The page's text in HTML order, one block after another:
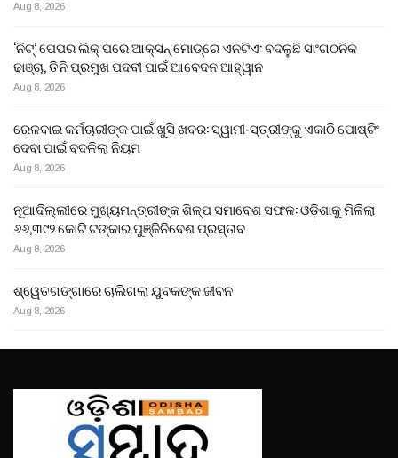
Aug 8, 2026
‘ନିଟ୍’ ପେପର ଲିକ୍ ପରେ ଆକ୍ସନ୍‌ ମୋଡ୍‌ରେ ଏନଟିଏ: ବଦଳୁଛି ସାଂଗଠନିକ
ଢାଞ୍ଚା, ତିନି ପ୍ରମୁଖ ପଦବୀ ପାଇଁ ଆବେଦନ ଆହ୍ୱାନ
Aug 8, 2026
ରେଳବାଇ କର୍ମଚାରୀଙ୍କ ପାଇଁ ଖୁସି ଖବର: ସ୍ୱାମୀ-ସ୍ତ୍ରୀଙ୍କୁ ଏକାଠି ପୋଷ୍ଟିଂ
ଦେବା ପାଇଁ ବଦଳିଲା ନିୟମ
Aug 8, 2026
ନୂଆଦିଲ୍ଲୀରେ ମୁଖ୍ୟମନ୍ତ୍ରୀଙ୍କ ଶିଳ୍ପ ସମାବେଶ ସଫଳ: ଓଡ଼ିଶାକୁ ମିଳିଲା
୬୬,୩୯୨ କୋଟି ଟଙ୍କାର ପୁଞ୍ଜିନିବେଶ ପ୍ରସ୍ତାବ
Aug 8, 2026
ଶ୍ୱେତଗଙ୍ଗାରେ ଚାଲିଗଲା ଯୁବକଙ୍କ ଜୀବନ
Aug 8, 2026